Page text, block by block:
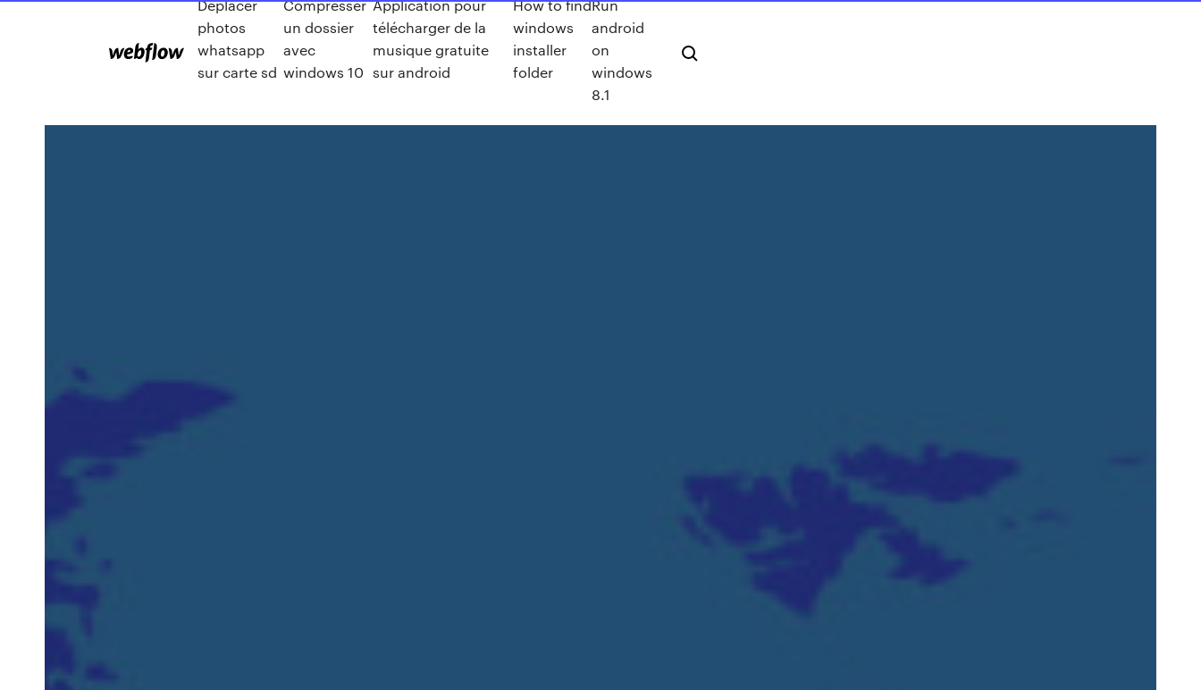
Déplacer
photos
whatsapp
sur carte sd
Compresser
un dossier
avec
windows 10
Application pour
télécharger de la
musique gratuite
sur android
How to find
windows
installer
folder
Run
android
on
windows
8.1